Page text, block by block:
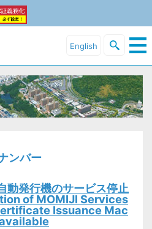
English
ンバー
動発行機のサービス停止
of MOMIJI Services
Issuance Mac